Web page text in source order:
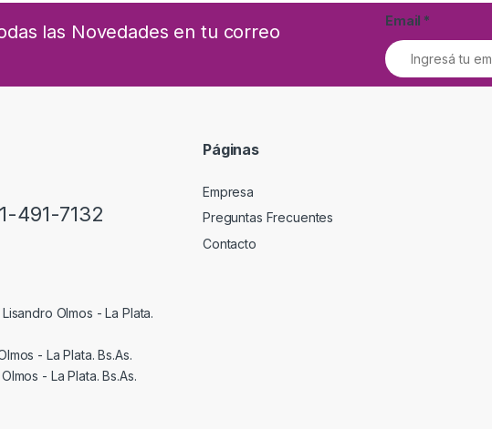
las Novedades en tu correo
Email *
491-7132
Olmos - La Plata.
- La Plata. Bs.As.
- La Plata. Bs.As.
Páginas
Empresa
Preguntas Frecuentes
Contacto